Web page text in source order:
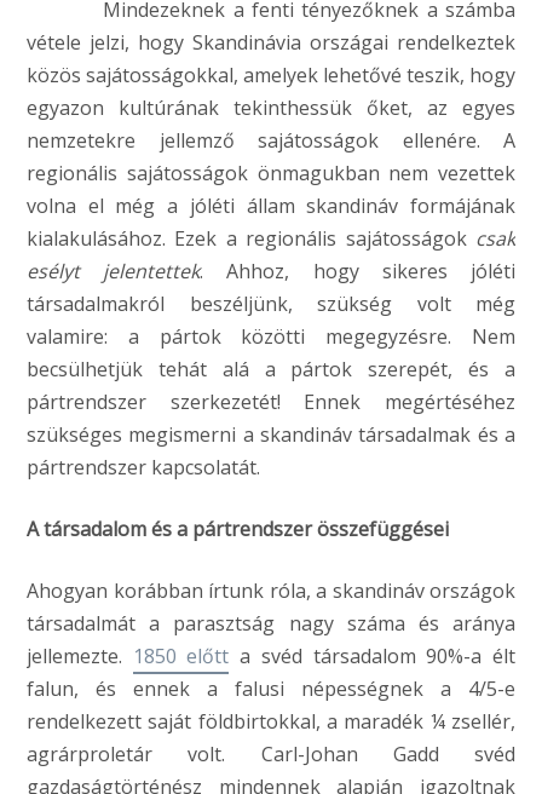
Mindezeknek a fenti tényezőknek a számba
vétele jelzi, hogy Skandinávia országai rendelkeztek
közös sajátosságokkal, amelyek lehetővé teszik, hogy
egyazon kultúrának tekinthessük őket, az egyes
nemzetekre jellemző sajátosságok ellenére. A
regionális sajátosságok önmagukban nem vezettek
volna el még a jóléti állam skandináv formájának
kialakulásához. Ezek a regionális sajátosságok csak
esélyt jelentettek. Ahhoz, hogy sikeres jóléti
társadalmakról beszéljünk, szükség volt még
valamire: a pártok közötti megegyzésre. Nem
becsülhetjük tehát alá a pártok szerepét, és a
pártrendszer szerkezetét! Ennek megértéséhez
szükséges megismerni a skandináv társadalmak és a
pártrendszer kapcsolatát.
A társadalom és a pártrendszer összefüggései
Ahogyan korábban írtunk róla, a skandináv országok
társadalmát a parasztság nagy száma és aránya
jellemezte. 1850 előtt a svéd társadalom 90%-a élt
falun, és ennek a falusi népességnek a 4/5-e
rendelkezett saját földbirtokkal, a maradék ¼ zsellér,
agrárproletár volt. Carl-Johan Gadd svéd
gazdaságtörténész mindennek alapján igazoltnak